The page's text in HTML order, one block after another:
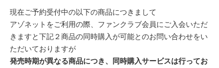
現在ご予約受付中の以下の商品につきまして
アゾネットをご利用の際、ファンクラブ会員にご入会いただ
きますと下記２商品の同時購入が可能とのお問い合わせをい
ただいておりますが
発売時期が異なる商品につき、同時購入サービスは行ってお